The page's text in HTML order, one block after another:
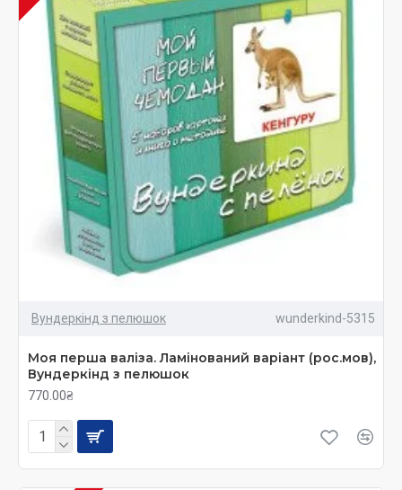
Вундеркінд з пелюшок wunderkind-5315
Моя перша валіза. Ламінований варіант (рос.мов),
Вундеркінд з пелюшок
770.00₴